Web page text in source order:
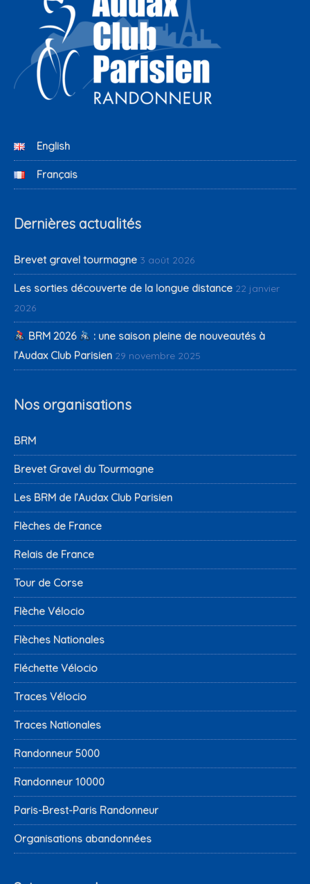
English
Français
Dernières actualités
Brevet gravel tourmagne 3 août 2026
Les sorties découverte de la longue distance 22 janvier
2026
BRM 2026
: une saison pleine de nouveautés à
l’Audax Club Parisien 29 novembre 2025
Nos organisations
BRM
Brevet Gravel du Tourmagne
Les BRM de l’Audax Club Parisien
Flèches de France
Relais de France
Tour de Corse
Flèche Vélocio
Flèches Nationales
Fléchette Vélocio
Traces Vélocio
Traces Nationales
Randonneur 5000
Randonneur 10000
Paris-Brest-Paris Randonneur
Organisations abandonnées